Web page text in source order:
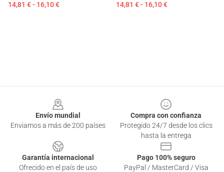
14,81 € - 16,10 € 14,81 € - 16,10 €
Envío mundial
Enviamos a más de 200 países
Compra con confianza
Protegido 24/7 desde los clics
hasta la entrega
Garantía internacional
Ofrecido en el país de uso
Pago 100% seguro
PayPal / MasterCard / Visa